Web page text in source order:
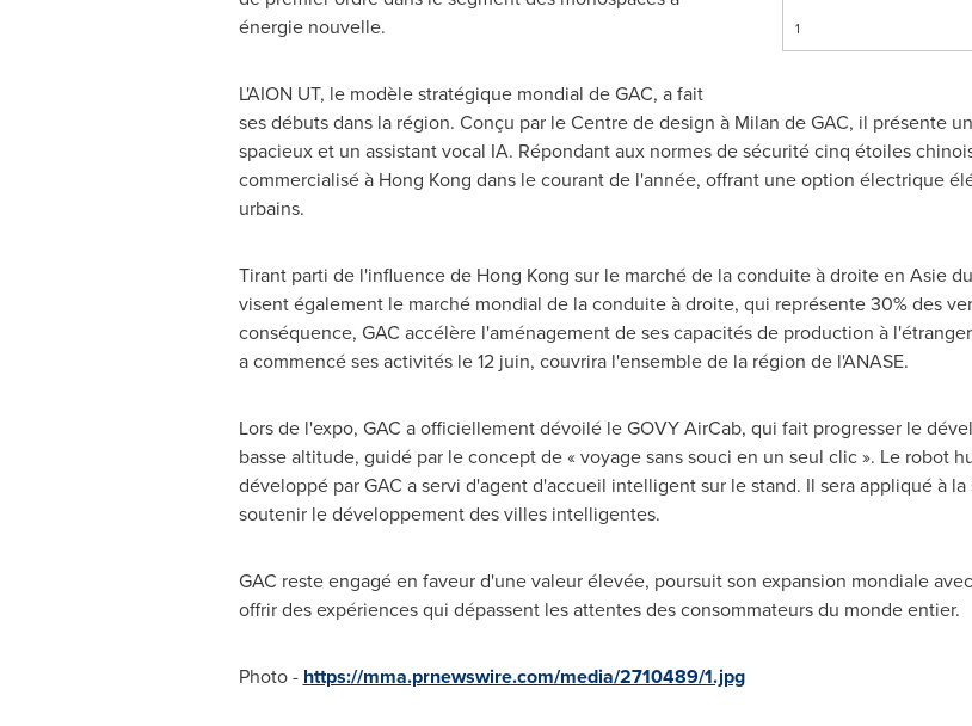
1
énergie nouvelle.
L'AION UT, le modèle stratégique mondial de GAC, a fait
ses débuts dans la région. Conçu par le Centre de design à Milan de GAC, il présente
spacieux et un assistant vocal IA. Répondant aux normes de sécurité cinq étoiles
commercialisé à Hong Kong dans le courant de l'année, offrant une option électrique
urbains.
Tirant parti de l'influence de Hong Kong sur le marché de la conduite à droite en Asie
visent également le marché mondial de la conduite à droite, qui représente 30% des
conséquence, GAC accélère l'aménagement de ses capacités de production à
a commencé ses activités le 12 juin, couvrira l'ensemble de la région de l'ANASE.
Lors del'expo, GAC a officiellement dévoilé le GOVY AirCab, qui fait progresser le
basse altitude, guidé par le concept de « voyage sans souci en un seul clic ». Le robot
développé par GAC a servi d'agent d'accueil intelligent sur le stand. Il sera appliqué à
soutenir le développement des villes intelligentes.
GAC reste engagé en faveur d'une valeur élevée, poursuit son expansion mondiale
offrir des expériences qui dépassent les attentes des consommateurs du monde entier.
Photo - https://mma.prnewswire.com/media/2710489/1.jpg